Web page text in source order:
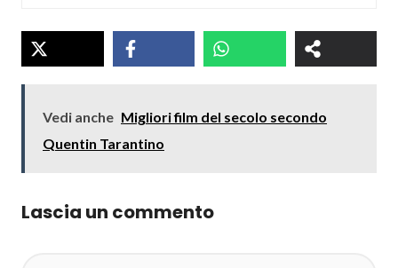
Vedi anche Migliori film del secolo secondo
Quentin Tarantino
Lascia un commento